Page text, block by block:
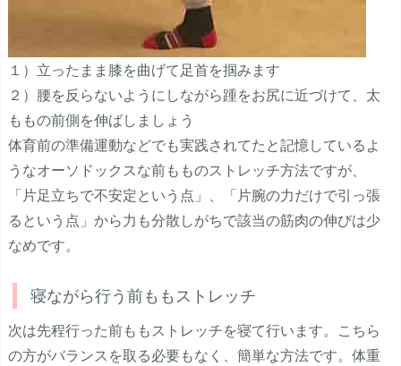
１）立ったまま膝を曲げて足首を掴みます
２）腰を反らないようにしながら踵をお尻に近づけて、太
ももの前側を伸ばしましょう
体育前の準備運動などでも実践されてたと記憶しているよ
うなオーソドックスな前もものストレッチ方法ですが、
「片足立ちで不安定という点」、「片腕の力だけで引っ張
るという点」から力も分散しがちで該当の筋肉の伸びは少
なめです。
寝ながら行う前ももストレッチ
次は先程行った前ももストレッチを寝て行います。こちら
の方がバランスを取る必要もなく、簡単な方法です。体重